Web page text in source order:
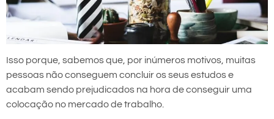
Isso porque, sabemos que, por inúmeros motivos, muitas
pessoas não conseguem concluir os seus estudos e
acabam sendo prejudicados na hora de conseguir uma
colocação no mercado de trabalho.